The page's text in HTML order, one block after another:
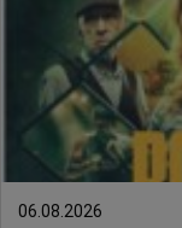
06.08.2026